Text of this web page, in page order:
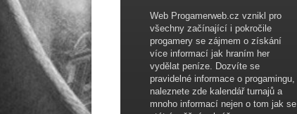
Web Progamerweb.cz vznikl pro
všechny začínající i pokročile
progamery se zájmem o získání
více informací jak hraním her
vydělat peníze. Dozvíte se
pravidelné informace o progamingu,
naleznete zde kalendář turnajů a
mnoho informací nejen o tom jak se